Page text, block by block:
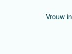
Vrouw